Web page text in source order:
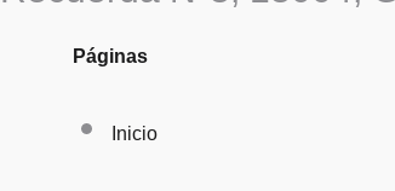
Páginas
Inicio